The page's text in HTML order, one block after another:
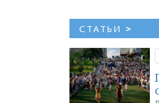
СТАТЬИ >